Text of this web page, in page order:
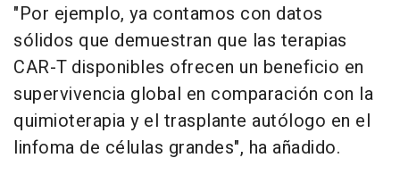
"Por ejemplo, ya contamos con datos
sólidos que demuestran que las terapias
CAR-T disponibles ofrecen un beneficio en
supervivencia global en comparación con la
quimioterapia y el trasplante autólogo en el
linfoma de células grandes", ha añadido.